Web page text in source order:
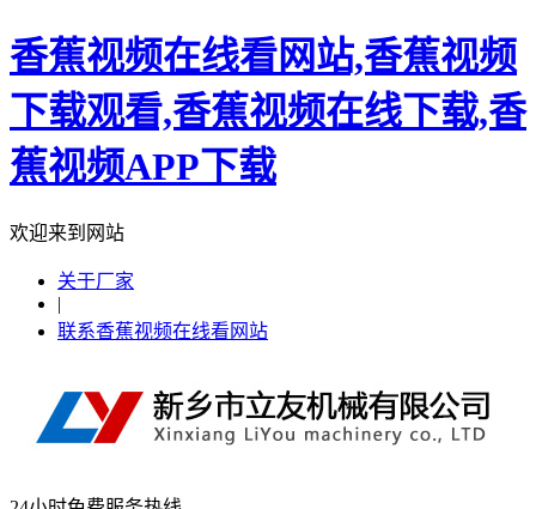
香蕉视频在线看网站,香蕉视频
下载观看,香蕉视频在线下载,香
蕉视频APP下载
欢迎来到网站
关于厂家
|
联系香蕉视频在线看网站